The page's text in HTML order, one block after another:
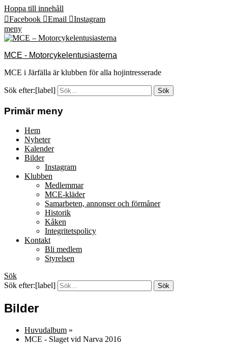
Hoppa till innehåll
Facebook
Email
Instagram
meny
MCE - Motorcykelentusiasterna
MCE i Järfälla är klubben för alla hojintresserade
Sök efter:[label]
Primär meny
Hem
Nyheter
Kalender
Bilder
Instagram
Klubben
Medlemmar
MCE-kläder
Samarbeten, annonser och förmåner
Historik
Kåken
Integritetspolicy
Kontakt
Bli medlem
Styrelsen
Sök
Sök efter:[label]
Bilder
Huvudalbum »
MCE - Slaget vid Narva 2016